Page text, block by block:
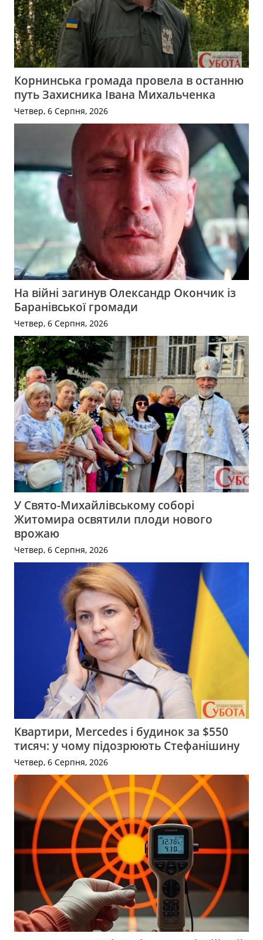
Корнинська громада провела в останню
путь Захисника Івана Михальченка
Четвер, 6 Серпня, 2026
На війні загинув Олександр Окончик із
Баранівської громади
Четвер, 6 Серпня, 2026
У Свято-Михайлівському соборі
Житомира освятили плоди нового
врожаю
Четвер, 6 Серпня, 2026
Квартири, Mercedes і будинок за $550
тисяч: у чому підозрюють Стефанішину
Четвер, 6 Серпня, 2026